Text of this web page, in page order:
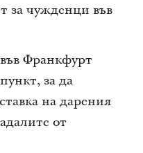
за чужденци във
Франкфурт
за да
на дарения
от